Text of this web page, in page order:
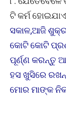
ଟି କର୍ମ ହୋଇଯାଏ
ସକାଳ,ଆଜି
କୋଟି କୋଟି
ପୂର୍ଣ୍ଣ କରନ୍ତୁ
ହସ ଖୁସିରେ
ମୋର ମାଙ୍କ